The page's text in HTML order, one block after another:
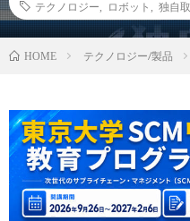
テクノロジー
ロボット 独自
HOME テクノロジー/製品